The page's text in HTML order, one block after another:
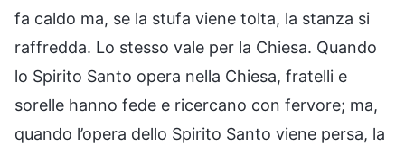
fa caldo ma, se la stufa viene tolta, la stanza si
raffredda. Lo stesso vale per la Chiesa. Quando
lo Spirito Santo opera nella Chiesa, fratelli e
sorelle hanno fede e ricercano con fervore; ma,
quando l’opera dello Spirito Santo viene persa, la